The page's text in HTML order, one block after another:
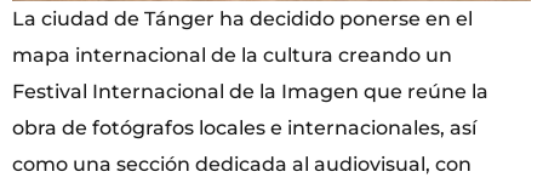
La ciudad de Tánger ha decidido ponerse en el
mapa internacional de la cultura creando un
Festival Internacional de la Imagen que reúne la
obra de fotógrafos locales e internacionales, así
como una sección dedicada al audiovisual, con